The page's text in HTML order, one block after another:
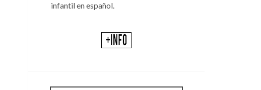
infantil en español.